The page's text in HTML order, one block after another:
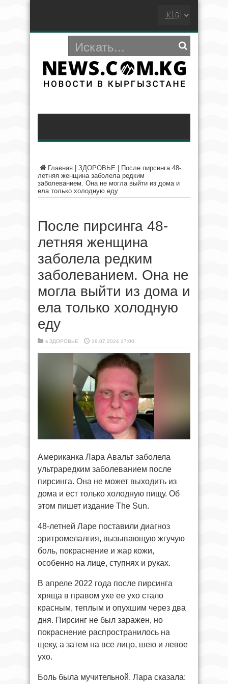
Главная ЗДОРОВЬЕ
После пирсинга 48-
летняя женщина заболела редким
заболеванием. Она не могла выйти из дома и
ела только холодную еду
После пирсинга 48-
летняя женщина
заболела редким
заболеванием. Она не
могла выйти из дома и
ела только холодную
еду
в ЗДОРОВЬЕ 19.07.2024 17:00
Американка Лара Авальт заболела
ультраредким заболеванием после
пирсинга. Она не может выходить из
дома и ест только холодную пищу. Об
этом пишет издание The Sun.
48-летней Ларе поставили диагноз
эритромелалгия, вызывающую жгучую
боль, покраснение и жар кожи,
особенно на лице, ступнях и руках.
В апреле 2022 года после пирсинга
хряща в правом ухе ее ухо стало
красным, теплым и опухшим через два
дня. Пирсинг не был заражен, но
покраснение распространилось на
щеку, а затем на все лицо, шею и левое
ухо.
Боль была мучительной. Лара сказала: